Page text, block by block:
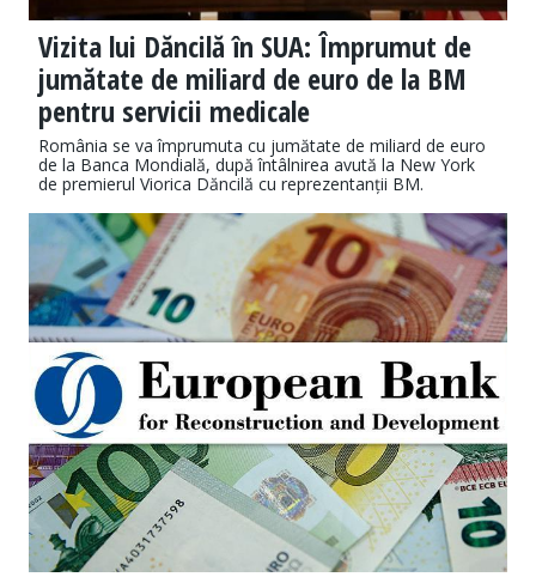
Vizita lui Dăncilă în SUA: Împrumut de
jumătate de miliard de euro de la BM
pentru servicii medicale
România se va împrumuta cu jumătate de miliard de euro
de la Banca Mondială, după întâlnirea avută la New York
de premierul Viorica Dăncilă cu reprezentanții BM.